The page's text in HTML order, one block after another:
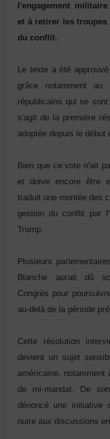
l'engagement
et à retirer les troupes
du conflit.
Le texte a été
grâce notamment
républicains qui se
s'agit de la première
adoptée depuis le début
Bien que ce vote n'ait
et doive encore être
traduit une montée des
gestion du conflit par
Trump.
Plusieurs
Blanche aurait dû
Congrès pour
au-delà de la période
Cette résolution
devient un sujet
américaine, notamment
de mi-mandat. De
dénoncé une initiative
nuire aux discussions